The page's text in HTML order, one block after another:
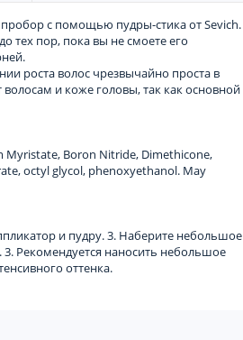
с помощью пудры-стика от Sevich.
тех пор, пока вы не смоете его
роста волос чрезвычайно проста в
и коже головы, так как основной
Myristate, Boron Nitride, Dimethicone,
octyl glycol, phenoxyethanol. May
и пудру. 3. Наберите небольшое
Рекомендуется наносить небольшое
оттенка.